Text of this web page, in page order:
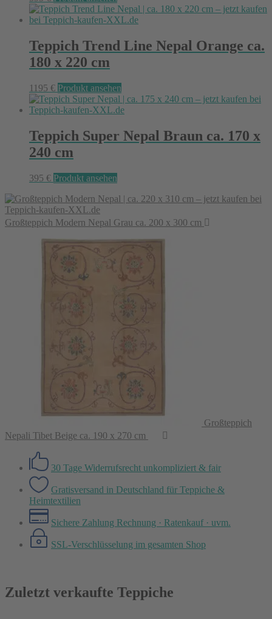
Teppich Trend Line Nepal Orange ca.
180 x 220 cm
1195 € Produkt ansehen
Teppich Super Nepal Braun ca. 170 x
240 cm
395 € Produkt ansehen
Großteppich Modern Nepal Grau ca. 200 x 300 cm
Großteppich
Nepali Tibet Beige ca. 190 x 270 cm
30 Tage Widerrufsrecht unkompliziert & fair
Gratisversand in Deutschland für Teppiche &
Heimtextilien
Sichere Zahlung Rechnung · Ratenkauf · uvm.
SSL-Verschlüsselung im gesamten Shop
Zuletzt verkaufte Teppiche